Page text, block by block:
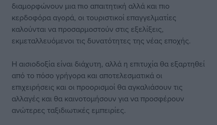
διαμορφώνουν μια πιο απαιτητική αλλά και πιο
κερδοφόρα αγορά, οι τουριστικοί επαγγελματίες
καλούνται να προσαρμοστούν στις εξελίξεις,
εκμεταλλευόμενοι τις δυνατότητες της νέας εποχής.
Η αισιοδοξία είναι διάχυτη, αλλά η επιτυχία θα εξαρτηθεί
από το πόσο γρήγορα και αποτελεσματικά οι
επιχειρήσεις και οι προορισμοί θα αγκαλιάσουν τις
αλλαγές και θα καινοτομήσουν για να προσφέρουν
ανώτερες ταξιδιωτικές εμπειρίες.